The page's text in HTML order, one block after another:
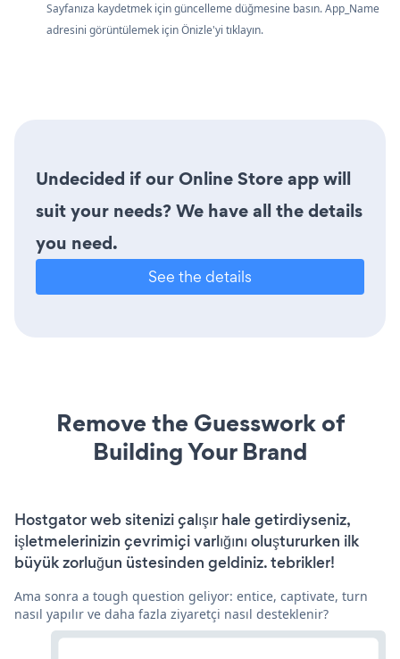
Sayfanıza kaydetmek için güncelleme düğmesine basın. App_Name
adresini görüntülemek için Önizle'yi tıklayın.
Undecided if our Online Store app will
suit your needs? We have all the details
you need.
See the details
Remove the Guesswork of
Building Your Brand
Hostgator web sitenizi çalışır hale getirdiyseniz,
işletmelerinizin çevrimiçi varlığını oluştururken ilk
büyük zorluğun üstesinden geldiniz. tebrikler!
Ama sonra a tough question geliyor: entice, captivate, turn
nasıl yapılır ve daha fazla ziyaretçi nasıl desteklenir?